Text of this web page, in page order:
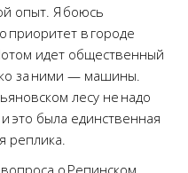
опыт. Я боюсь
приоритет в городе
идет общественный
за ними — машины.
лесу не надо
это была единственная
реплика.
о Репинском